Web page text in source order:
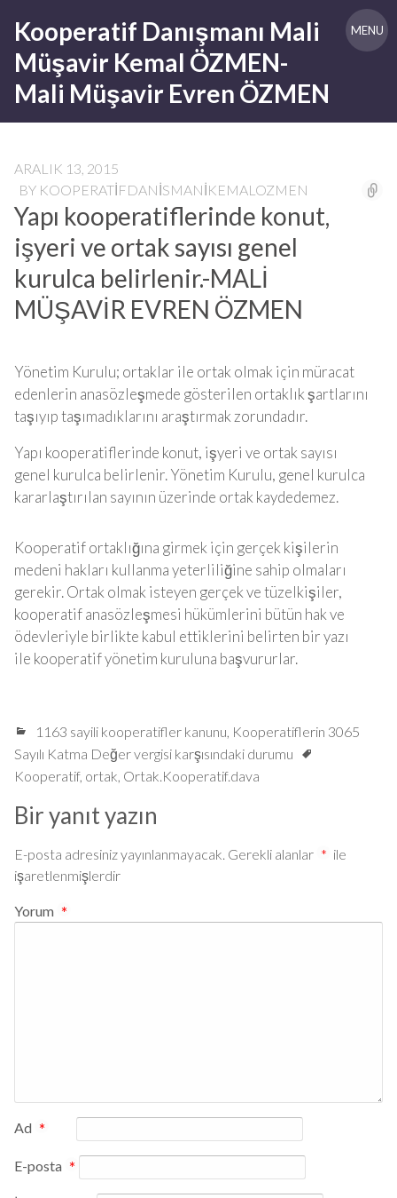
content
Kooperatif Danışmanı Mali
Müşavir Kemal ÖZMEN-
Mali Müşavir Evren ÖZMEN
MENU
ARALIK 13, 2015
BY KOOPERATIFDANISMANIKEMALOZMEN
Yapı kooperatiflerinde konut,
işyeri ve ortak sayısı genel
kurulca belirlenir.-MALİ
MÜŞAVİR EVREN ÖZMEN
Yönetim Kurulu; ortaklar ile ortak olmak için müracat
edenlerin anasözleşmede gösterilen ortaklık şartlarını
taşıyıp taşımadıklarını araştırmak zorundadır.
Yapı kooperatiflerinde konut, işyeri ve ortak sayısı
genel kurulca belirlenir. Yönetim Kurulu, genel kurulca
kararlaştırılan sayının üzerinde ortak kaydedemez.
Kooperatif ortaklığına girmek için gerçek kişilerin
medeni hakları kullanma yeterliliğine sahip olmaları
gerekir. Ortak olmak isteyen gerçek ve tüzelkişiler,
kooperatif anasözleşmesi hükümlerini bütün hak ve
ödevleriyle birlikte kabul ettiklerini belirten bir yazı
ile kooperatif yönetim kuruluna başvururlar.
1163 sayili kooperatifler kanunu, Kooperatiflerin 3065
Sayılı Katma Değer vergisi karşısındaki durumu
Kooperatif, ortak, Ortak.Kooperatif.dava
Bir yanıt yazın
E-posta adresiniz yayınlanmayacak. Gerekli alanlar * ile
işaretlenmişlerdir
Yorum *
Ad *
E-posta *